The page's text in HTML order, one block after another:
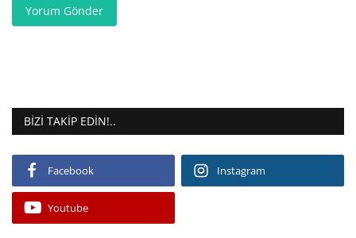
Yorum Gönder
BIZI TAKIP EDIN!..
Facebook Instagram
Youtube